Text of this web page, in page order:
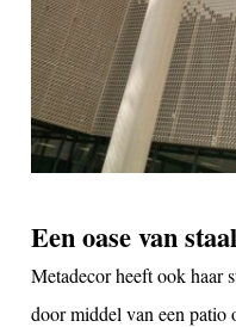
Een oase van
Metadecor heeft ook haar
door middel van een patio